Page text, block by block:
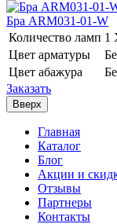
Бра ARM031-01-W
Количество ламп 1
Цвет арматуры
Цвет абажура
Заказать
Вверх
Главная
Каталог
Блог
Акции и
Отзывы
Партнеры
Контакты